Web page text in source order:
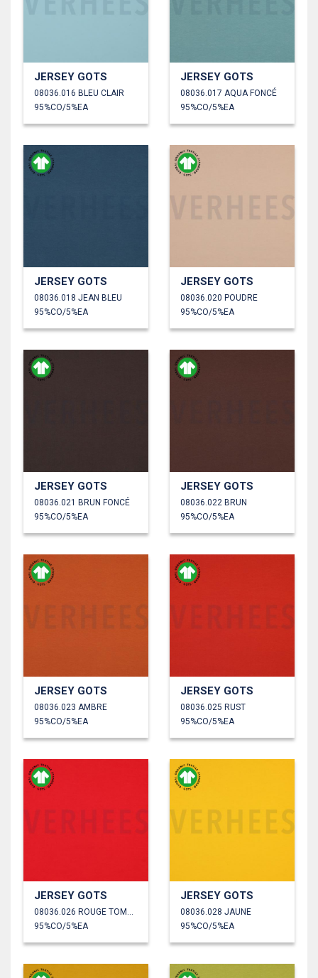
JERSEY GOTS
08036.016 BLEU CLAIR
95%CO/5%EA
JERSEY GOTS
08036.017 AQUA FONCÉ
95%CO/5%EA
JERSEY GOTS
08036.018 JEAN BLEU
95%CO/5%EA
JERSEY GOTS
08036.020 POUDRE
95%CO/5%EA
JERSEY GOTS
08036.021 BRUN FONCÉ
95%CO/5%EA
JERSEY GOTS
08036.022 BRUN
95%CO/5%EA
JERSEY GOTS
08036.023 AMBRE
95%CO/5%EA
JERSEY GOTS
08036.025 RUST
95%CO/5%EA
JERSEY GOTS
95%CO/5%EA
JERSEY GOTS
08036.028 JAUNE
95%CO/5%EA